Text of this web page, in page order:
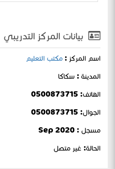
بيانات المركز التدريبي
اسم المركز : مكتب التعليم
المدينة : سكاكا
الهاتف: 0500873715
الجوال:
مسجل : Sep 2020
الحالة: غير متصل